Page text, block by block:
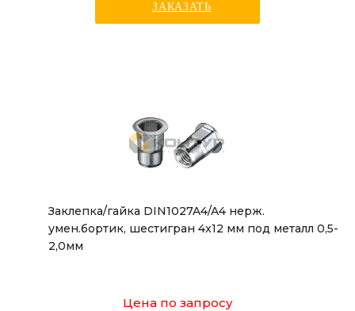
ЗАКАЗАТЬ
Заклепка/гайка DIN1027A4/A4 нерж.
умен.бортик, шестигран 4x12 мм под металл 0,5-
2,0мм
Цена по запросу